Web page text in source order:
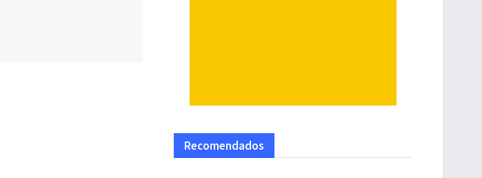
Recomendados